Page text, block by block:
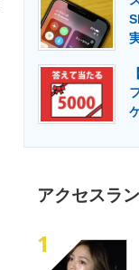
アクセスラ
1